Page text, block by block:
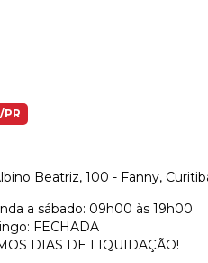
Beatriz, 100 - Fanny,
a sábado: 09h00 às 19h00
FECHADA
DIAS DE LIQUIDAÇÃO!